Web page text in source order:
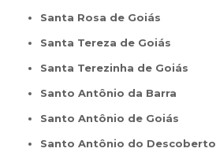
Santa Rosa de Goiás
Santa Tereza de Goiás
Santa Terezinha de Goiás
Santo Antônio da Barra
Santo Antônio de Goiás
Santo Antônio do Descoberto